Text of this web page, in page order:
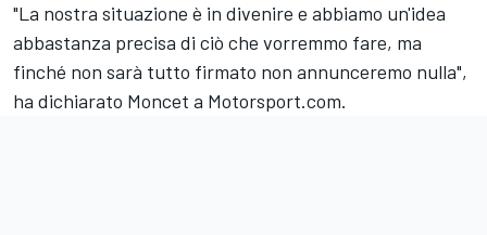
"La nostra situazione è in divenire e abbiamo un'idea
abbastanza precisa di ciò che vorremmo fare, ma
finché non sarà tutto firmato non annunceremo nulla",
ha dichiarato Moncet a Motorsport.com.